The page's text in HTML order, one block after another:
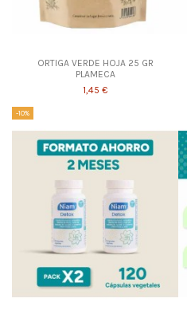
ORTIGA VERDE HOJA 25 GR
PLAMECA
1,45 €
-10%